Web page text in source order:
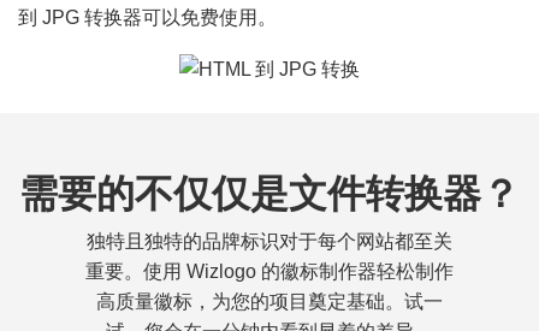
到 JPG 转换器可以免费使用。
需要的不仅仅是文件转换器？
独特且独特的品牌标识对于每个网站都至关
重要。使用 Wizlogo 的徽标制作器轻松制作
高质量徽标，为您的项目奠定基础。试一